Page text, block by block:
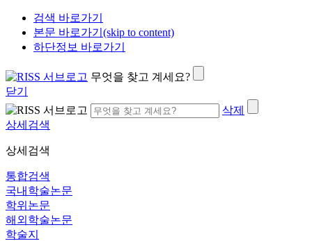
검색 바로가기
본문 바로가기(skip to content)
하단정보 바로가기
무엇을 찾고 계세요?
닫기
삭제
상세검색
상세검색
통합검색
국내학술논문
학위논문
해외학술논문
학술지